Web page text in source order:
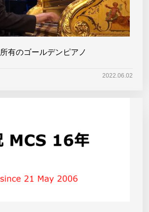
有のゴールデンピアノ
2022.06.02